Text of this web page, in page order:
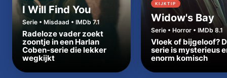
I Will Find You
Serie • Misdaad • IMDb 7.1
Radeloze vader zoekt
zoontje in een Harlan
Coben-serie die lekker
wegkijkt
KIJKTIP
Widow's Bay
Serie • Horror • IMDb 8.1
Vloek of bijgeloof?
serie is mysterieus
enorm komisch